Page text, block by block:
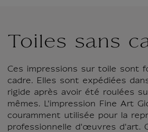
Toiles sans
Ces impressions sur toile sont
cadre. Elles sont expédiées
rigide après avoir été roulées
mêmes. L'impression Fine Art
couramment utilisée pour la
professionnelle d'œuvres d'art.